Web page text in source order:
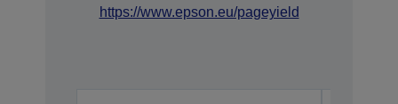
https://www.epson.eu/pageyield